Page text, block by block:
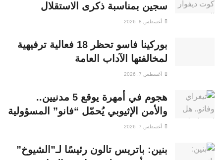
سجين بمناسبة ذكرى الاستقلال
أغسطس 8, 2026
بوركينا فاسو تحظر 18 فعالية ترفيهية
لمخالفتها الآداب العامة
أغسطس 7, 2026
هجوم في أمهرة يوقع 5 مدنيين..
والأمن الإثيوبي يُحمّل “فانو” المسؤولية
أغسطس 7, 2026
بنين: باتريس تالون رئيسًا لـ”الشيوخ”